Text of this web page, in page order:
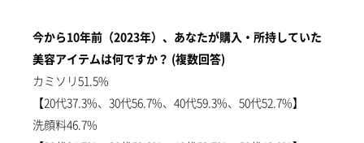
今から10年前（2023年）、あなたが購入・所持していた
美容アイテムは何ですか？ (複数回答)
カミソリ51.5%
【20代37.3%、30代56.7%、40代59.3%、50代52.7%】
洗顔料46.7%